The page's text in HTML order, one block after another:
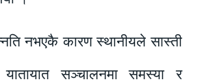
नभएकै कारण स्थानीयले सास्ती
यातायात सञ्चालनमा समस्या र